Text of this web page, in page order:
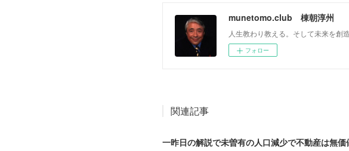
munetomo.club 棟朝淳州
人生教わり教える。そして未来を創
フォロー
関連記事